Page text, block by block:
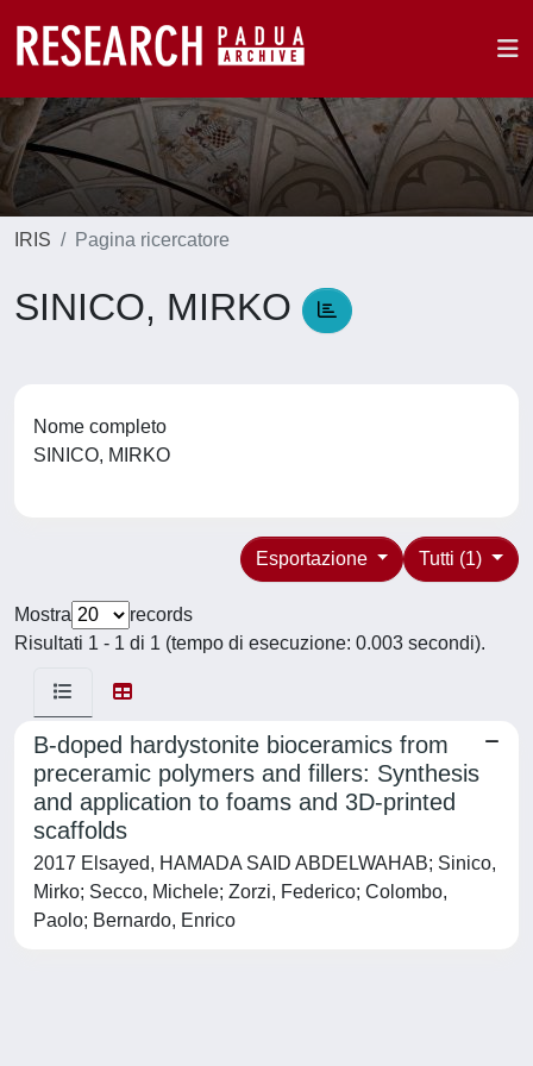
IRIS Pagina ricercatore
SINICO, MIRKO
Nome completo
SINICO, MIRKO
Tutti (1)
Esportazione
Mostra
records
Risultati 1 - 1 di 1 (tempo di esecuzione: 0.003 secondi).
B-doped hardystonite bioceramics from
preceramic polymers and fillers: Synthesis
and application to foams and 3D-printed
scaffolds
2017 Elsayed, HAMADA SAID ABDELWAHAB; Sinico,
Mirko; Secco, Michele; Zorzi, Federico; Colombo,
Paolo; Bernardo, Enrico